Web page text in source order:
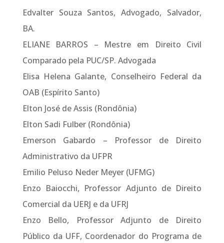
Edvalter Souza Santos, Advogado, Salvador,
BA.
ELIANE BARROS – Mestre em Direito Civil
Comparado pela PUC/SP. Advogada
Elisa Helena Galante, Conselheiro Federal da
OAB (Espírito Santo)
Elton José de Assis (Rondônia)
Elton Sadi Fulber (Rondônia)
Emerson Gabardo – Professor de Direito
Administrativo da UFPR
Emilio Peluso Neder Meyer (UFMG)
Enzo Baiocchi, Professor Adjunto de Direito
Comercial da UERJ e da UFRJ
Enzo Bello, Professor Adjunto de Direito
Público da UFF, Coordenador do Programa de